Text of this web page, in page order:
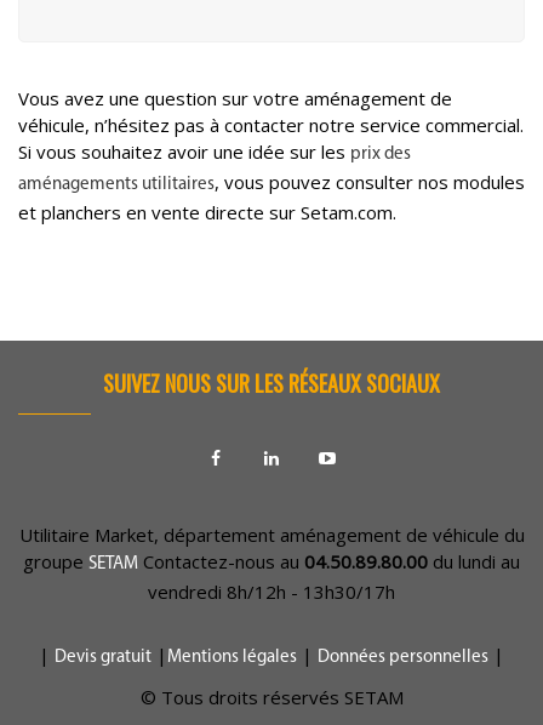
Vous avez une question sur votre aménagement de
véhicule, n’hésitez pas à contacter notre service commercial.
Si vous souhaitez avoir une idée sur les prix des
aménagements utilitaires, vous pouvez consulter nos modules
et planchers en vente directe sur Setam.com.
SUIVEZ NOUS SUR LES RÉSEAUX SOCIAUX
Utilitaire Market, département aménagement de véhicule du
groupe SETAM Contactez-nous au 04.50.89.80.00 du lundi au
vendredi 8h/12h - 13h30/17h
| Devis gratuit | Mentions légales | Données personnelles |
© Tous droits réservés SETAM